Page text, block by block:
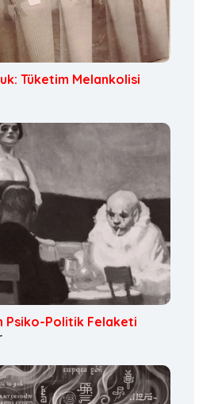
Tüketim Melankolisi
Psiko-Politik Felaketi